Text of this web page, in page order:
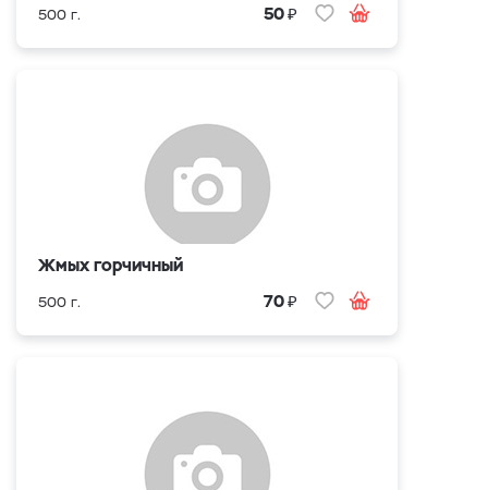
500 г. 50₽
Жмых горчичный
500 г. 70₽